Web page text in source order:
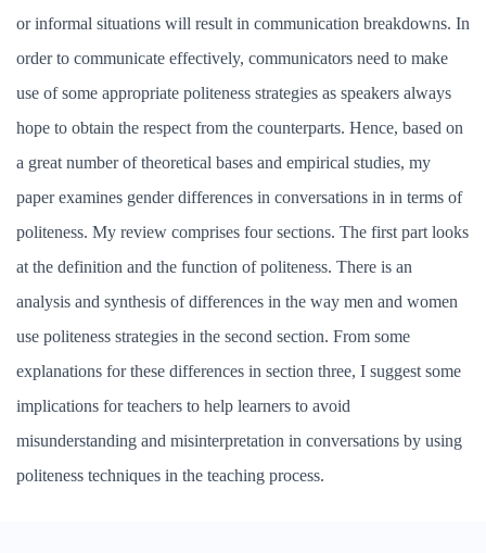
or informal situations will result in communication breakdowns. In
order to communicate effectively, communicators need to make
use of some appropriate politeness strategies as speakers always
hope to obtain the respect from the counterparts. Hence, based on
a great number of theoretical bases and empirical studies, my
paper examines gender differences in conversations in in terms of
politeness. My review comprises four sections. The first part looks
at the definition and the function of politeness. There is an
analysis and synthesis of differences in the way men and women
use politeness strategies in the second section. From some
explanations for these differences in section three, I suggest some
implications for teachers to help learners to avoid
misunderstanding and misinterpretation in conversations by using
politeness techniques in the teaching process.